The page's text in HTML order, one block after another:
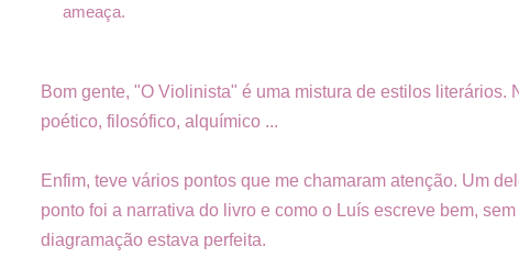
ameaça.
Bom gente, "O Violinista" é uma mistura de estilos
poético, filosófico, alquímico ...
Enfim, teve vários pontos que me chamaram atenção. Um
ponto foi a narrativa do livro e como o Luís escreve bem,
diagramação estava perfeita.